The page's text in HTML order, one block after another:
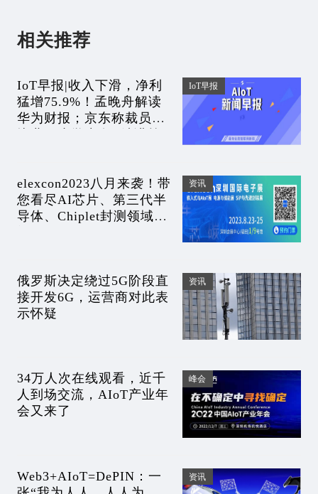
相关推荐
IoT早报|收入下滑，净利
猛增75.9%！孟晚舟解读
华为财报；京东称裁员是
IoT早报
elexcon2023八月来袭！带
您看尽AI芯片、第三代半
导体、Chiplet封测领域热
资讯
俄罗斯决定绕过5G阶段直
接开发6G，运营商对此表
示怀疑
资讯
34万人次在线观看，近千
人到场交流，AIoT产业年
会又来了
峰会
Web3+AIoT=DePIN：一
资讯